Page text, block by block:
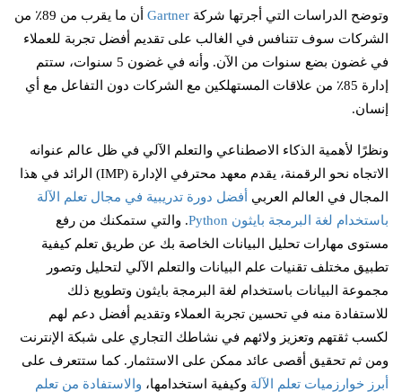
وتوضح الدراسات التي أجرتها شركة Gartner
أن ما يقرب من 89٪ من
الشركات سوف تتنافس في الغالب على تقديم أفضل تجربة للعملاء
في غضون بضع سنوات من الآن. وأنه في غضون 5 سنوات، ستتم
إدارة 85٪ من علاقات المستهلكين مع الشركات دون التفاعل مع أي
إنسان.
ونظرًا لأهمية الذكاء الاصطناعي والتعلم الآلي في ظل عالم عنوانه
الاتجاه نحو الرقمنة، يقدم معهد محترفي الإدارة (IMP) الرائد في هذا
المجال في العالم العربي
أفضل دورة تدريبية في مجال تعلم الآلة
باستخدام لغة البرمجة بايثون Python
. والتي ستمكنك من رفع
مستوى مهارات تحليل البيانات الخاصة بك عن طريق تعلم كيفية
تطبيق مختلف تقنيات علم البيانات والتعلم الآلي لتحليل وتصور
مجموعة البيانات باستخدام لغة البرمجة بايثون وتطويع ذلك
للاستفادة منه في تحسين تجربة العملاء وتقديم أفضل دعم لهم
لكسب ثقتهم وتعزيز ولائهم في نشاطك التجاري على شبكة الإنترنت
ومن ثم تحقيق أقصى عائد ممكن على الاستثمار. كما ستتعرف على
أبرز خوارزميات تعلم الآلة وكيفية استخدامها، والاستفادة من تعلم